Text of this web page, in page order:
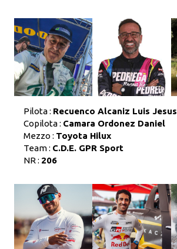
Pilota : Recuenco Alcaniz Luis Jesus
Copilota : Camara Ordonez Daniel
Mezzo : Toyota Hilux
Team : C.D.E. GPR Sport
NR : 206